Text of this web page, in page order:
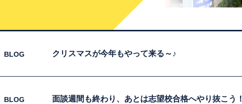
BLOG クリスマスが今年もやって来る～♪
BLOG 面談週間も終わり、あとは志望校合格へやり抜こう！